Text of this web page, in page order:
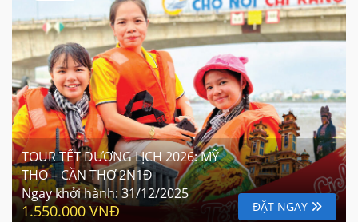
TOUR TẾT DƯƠNG LỊCH 2026: MỸ
THO – CẦN THƠ 2N1Đ
Ngay khởi hành:31/12/2025
1.550.000 VNĐ ĐẶT NGAY